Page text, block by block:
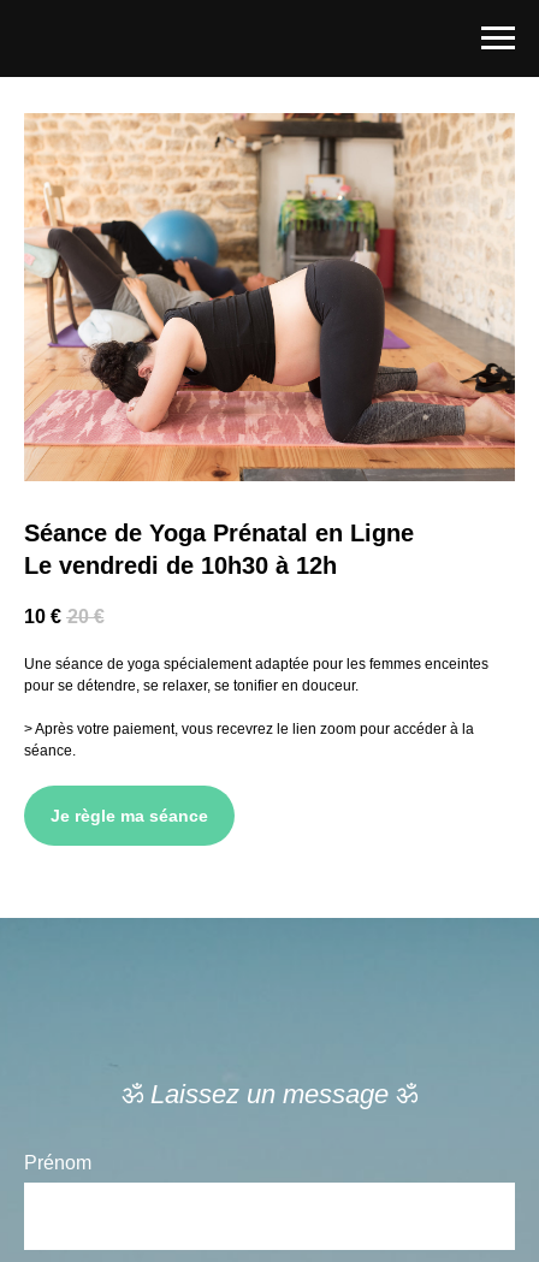
Séance de Yoga Prénatal en Ligne
Le vendredi de 10h30 à 12h
10 € 20 €
Une séance de yoga spécialement adaptée pour les femmes enceintes
pour se détendre, se relaxer, se tonifier en douceur.
> Après votre paiement, vous recevrez le lien zoom pour accéder à la
séance.
Je règle ma séance
ॐ Laissez un message ॐ
Prénom